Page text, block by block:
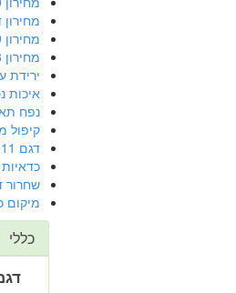
מחירון דגם
מחירון 2009 פרטי יד שנייה
מחירון 2008
ירידת
איכות
נפח
קיפול
דגם 2011 מסוכנות
כדאיות
שחרור
מיקום
כללי
דגם